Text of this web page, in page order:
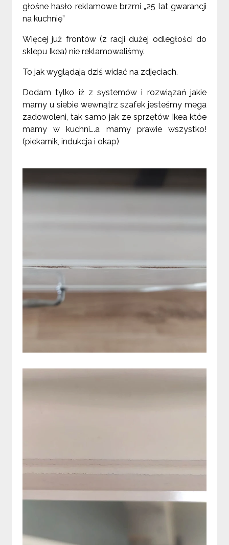
głośne hasło reklamowe brzmi „25 lat gwarancji
na kuchnię”
Więcej już frontów (z racji dużej odległości do
sklepu Ikea) nie reklamowaliśmy.
To jak wyglądają dziś widać na zdjęciach.
Dodam tylko iż z systemów i rozwiązań jakie
mamy u siebie wewnątrz szafek jesteśmy mega
zadowoleni, tak samo jak ze sprzętów Ikea któe
mamy w kuchni….a mamy prawie wszystko!
(piekarnik, indukcja i okap)